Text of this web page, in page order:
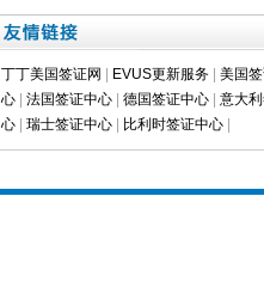
丁丁美国签证网 EVUS更新服务 美国
心
法国签证中心 德国签证中心 意大
心
瑞士签证中心 比利时签证中心